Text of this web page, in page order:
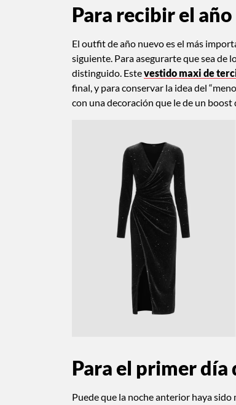
Para recibir el año
El outfit de año nuevo es el más
siguiente. Para asegurarte que sea de
distinguido. Estevestido maxi de
final, y para conservar la idea del
con una decoración que le de un
Para el primer día
Puede que la noche anterior haya